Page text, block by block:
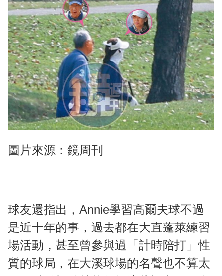
圖片來源：鏡周刊
球友還指出，Annie學習高爾夫球不過
是近十年的事，過去都在大直蓬萊練習
場活動，甚至曾參與過「計時陪打」性
質的球局，在大溪球場的名聲也不算太